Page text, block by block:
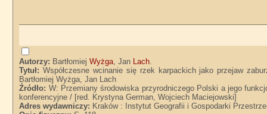
Autorzy: BartłomiejWyżga, Jan Lach.
Tytuł:Współczesne wcinanie się rzek karpackich jako przejaw
Bartłomiej Wyżga, Jan Lach
Źródło: W: Przemiany środowiska przyrodniczego Polski a jego
konferencyjne / [red. Krystyna German, Wojciech Maciejowski]
Adres wydawniczy: Kraków : Instytut Geografii i Gospodarki